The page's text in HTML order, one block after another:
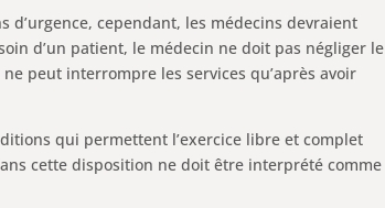
d’urgence, cependant, les médecins devraient
d’un patient, le médecin ne doit pas négliger le
peut interrompre les services qu’après avoir
qui permettent l’exercice libre et complet
cette disposition ne doit être interprété comme